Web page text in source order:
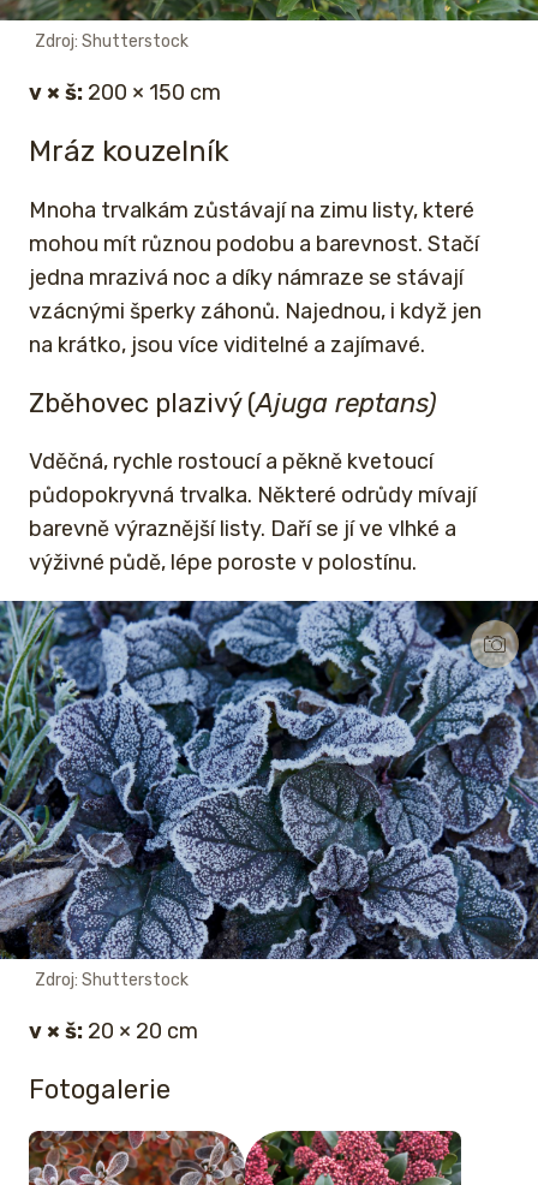
Zdroj: Shutterstock
v × š: 200 × 150 cm
Mráz kouzelník
Mnoha trvalkám zůstávají na zimu listy, které
mohou mít různou podobu a barevnost. Stačí
jedna mrazivá noc a díky námraze se stávají
vzácnými šperky záhonů. Najednou, i když jen
na krátko, jsou více viditelné a zajímavé.
Zběhovec plazivý (Ajuga reptans)
Vděčná, rychle rostoucí a pěkně kvetoucí
půdopokryvná trvalka. Některé odrůdy mívají
barevně výraznější listy. Daří se jí ve vlhké a
výživné půdě, lépe poroste v polostínu.
Zdroj: Shutterstock
v × š: 20 × 20 cm
Fotogalerie